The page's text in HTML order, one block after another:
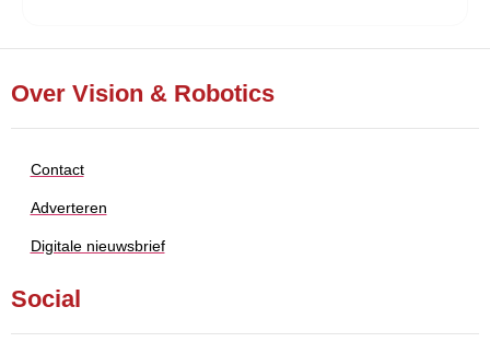
Over Vision & Robotics
Contact
Adverteren
Digitale nieuwsbrief
Social